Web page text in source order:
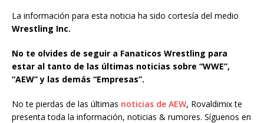
La información para esta noticia ha sido cortesía del medio
Wrestling Inc.
No te olvides de seguir a Fanaticos Wrestling para
estar al tanto de las últimas noticias sobre “WWE”,
“AEW” y las demás “Empresas”.
No te pierdas de las últimas noticias de AEW, Rovaldimix te
presenta toda la información, noticias & rumores. Síguenos en